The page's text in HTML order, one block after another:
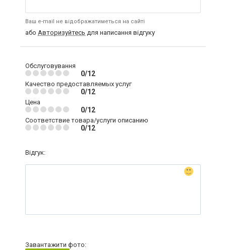
Ваш e-mail не відображатиметься на сайті
або Авторизуйтесь для написання відгуку
Обслуговування
0/12
Качество предоставляемых услуг
0/12
Цена
0/12
Соответствие товара/услуги описанию
0/12
Відгук:
Завантажити фото: